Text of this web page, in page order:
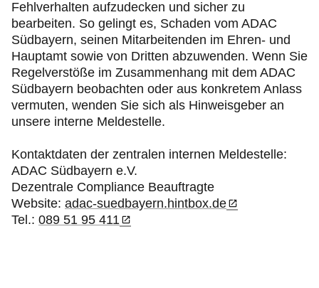
Fehlverhalten aufzudecken und sicher zu
bearbeiten. So gelingt es, Schaden vom ADAC
Südbayern, seinen Mitarbeitenden im Ehren- und
Hauptamt sowie von Dritten abzuwenden. Wenn Sie
Regelverstöße im Zusammenhang mit dem ADAC
Südbayern beobachten oder aus konkretem Anlass
vermuten, wenden Sie sich als Hinweisgeber an
unsere interne Meldestelle.
Kontaktdaten der zentralen internen Meldestelle:
ADAC Südbayern e.V.
Dezentrale Compliance Beauftragte
Website: adac-suedbayern.hintbox.de
Tel.: 089 51 95 411